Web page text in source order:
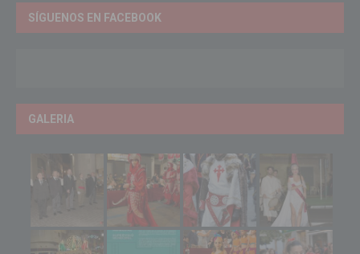
SÍGUENOS EN FACEBOOK
GALERIA